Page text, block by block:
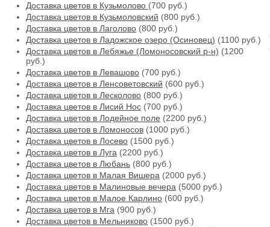
Доставка цветов в Кузьмолово (700 руб.)
Доставка цветов в Кузьмоловский (800 руб.)
Доставка цветов в Лаголово (800 руб.)
Доставка цветов в Ладожское озеро (Осиновец) (1100 руб.)
Доставка цветов в Лебяжье (Ломоносовский р-н) (1200
руб.)
Доставка цветов в Левашово (700 руб.)
Доставка цветов в Ленсоветовский (600 руб.)
Доставка цветов в Лесколово (800 руб.)
Доставка цветов в Лисий Нос (700 руб.)
Доставка цветов в Лодейное поле (2200 руб.)
Доставка цветов в Ломоносов (1000 руб.)
Доставка цветов в Лосево (1500 руб.)
Доставка цветов в Луга (2200 руб.)
Доставка цветов в Любань (800 руб.)
Доставка цветов в Малая Вишера (2000 руб.)
Доставка цветов в Малиновые вечера (5000 руб.)
Доставка цветов в Малое Карлино (600 руб.)
Доставка цветов в Мга (900 руб.)
Доставка цветов в Мельниково (1500 руб.)